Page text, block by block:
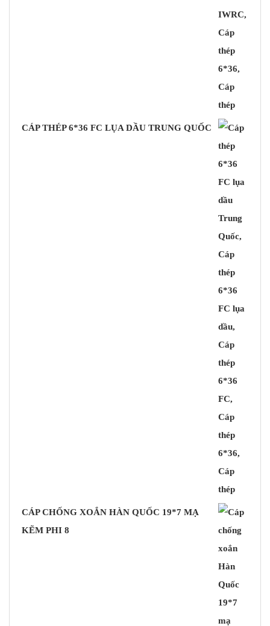
CÁP THÉP 6*36 FC LỤA DẦU TRUNG QUỐC
CÁP CHỐNG XOẮN HÀN QUỐC 19*7 MẠ
KẼM PHI 8